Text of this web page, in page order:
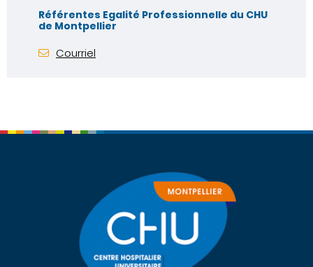
Référentes Egalité Professionnelle du CHU
de Montpellier
Courriel